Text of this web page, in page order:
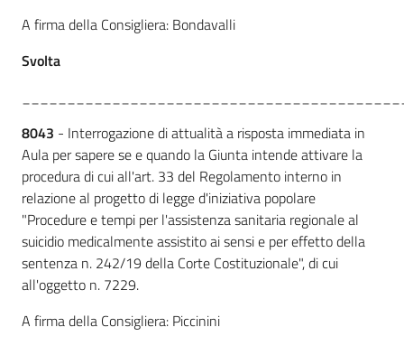
A firma della Consigliera: Bondavalli
Svolta
8043 - Interrogazione di attualità a risposta immediata in
Aula per sapere se e quando la Giunta intende attivare la
procedura di cui all'art. 33 del Regolamento interno in
relazione al progetto di legge d'iniziativa popolare
"Procedure e tempi per l'assistenza sanitaria regionale al
suicidio medicalmente assistito ai sensi e per effetto della
sentenza n. 242/19 della Corte Costituzionale", di cui
all'oggetto n. 7229.
A firma della Consigliera: Piccinini